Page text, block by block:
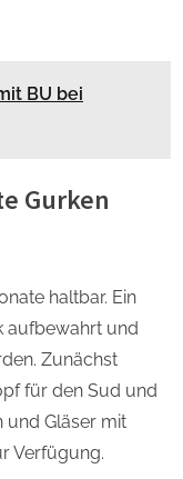
BU bei
Gurken
haltbar. Ein
aufbewahrt und
Zunächst
für den Sud und
und Gläser mit
Verfügung.